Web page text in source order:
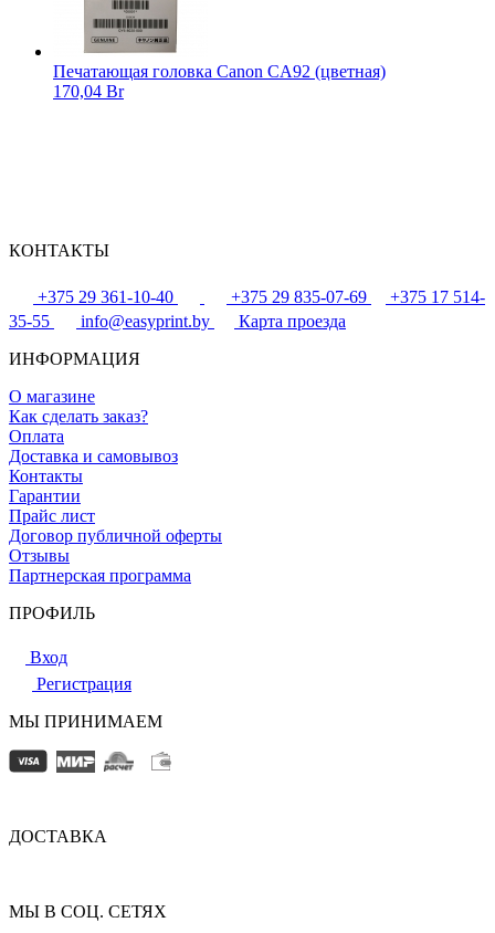
Печатающая головка Canon CA92 (цветная)
170,04 Br
КОНТАКТЫ
+375 29 361-10-40 +375 29 835-07-69
+375 17 514-
35-55
info@easyprint.by
Карта проезда
ИНФОРМАЦИЯ
О магазине
Как сделать заказ?
Оплата
Доставка и самовывоз
Контакты
Гарантии
Прайс лист
Договор публичной оферты
Отзывы
Партнерская программа
ПРОФИЛЬ
Вход
Регистрация
МЫ ПРИНИМАЕМ
ДОСТАВКА
МЫ В СОЦ. СЕТЯХ